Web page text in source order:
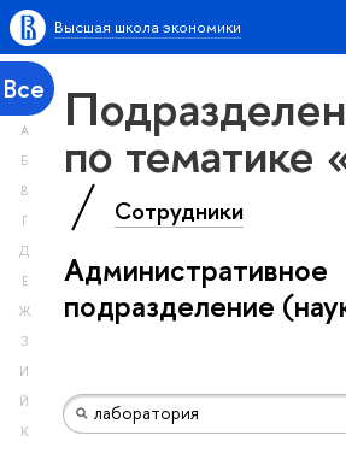
Высшая школа экономики
Все
А
Б
В
Г
Д
Е
Ж
З
И
Й
К
по тематике
Сотрудники
Административное
подразделение